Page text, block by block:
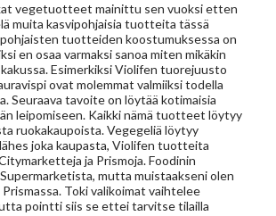
vegetuotteet mainittu sen vuoksi etten
muita kasvipohjaisia tuotteita tässä
tuotteiden koostumuksessa on
en osaa varmaksi sanoa miten mikäkin
Esimerkiksi Violifen tuorejuusto
ovat molemmat valmiiksi todella
Seuraava tavoite on löytää kotimaisia
leipomiseen. Kaikki nämä tuotteet löytyy
ruokakaupoista. Vegegeliä löytyy
joka kaupasta, Violifen tuotteita
ja Prismoja. Foodinin
mutta muistaakseni olen
Toki valikoimat vaihtelee
pointti siis se ettei tarvitse tilailla